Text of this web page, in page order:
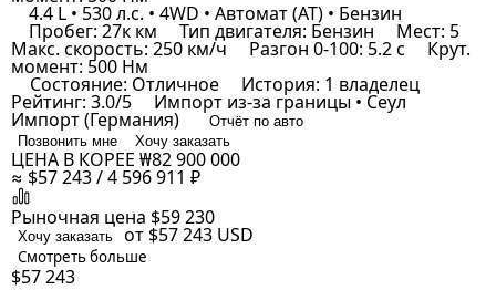
4.4 L • 530 л.с. • 4WD • Автомат (AT) • Бензин
Пробег: 27к км Тип двигателя: Бензин Мест: 5
Макс. скорость: 250 км/ч Разгон 0-100: 5.2 с Крут.
момент: 500 Нм
Состояние: Отличное История: 1 владелец
Рейтинг: 3.0/5 Импорт из-за границы • Сеул
Импорт (Германия)
Отчёт по авто
Позвонить мне
Хочу заказать
ЦЕНА В КОРЕЕ ₩82 900 000
≈ $57 243 / 4 596 911 ₽
Рыночная цена $59 230
Хочу заказать от $57 243 USD
Смотреть больше
$57 243